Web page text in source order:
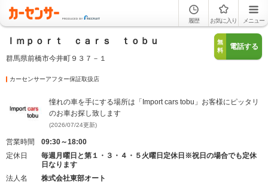
履歴 お気に入り メニュー
Ｉｍｐｏｒｔ ｃａｒｓ ｔｏｂｕ
群馬県前橋市今井町９３７－１
無
料
電話する
カーセンサーアフター保証取扱店
憧れの車を手にする場所は「Import cars tobu」お客様にピッタリ
のお車お探し致します
(2026/07/24更新)
営業時間
09:30～18:00
定休日
毎週月曜日と第１・３・４・５火曜日定休日※祝日の場合でも定休
日なります
法人名
株式会社東部オート